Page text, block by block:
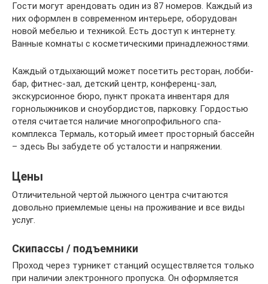
Гости могут арендовать один из 87 номеров. Каждый из
них оформлен в современном интерьере, оборудован
новой мебелью и техникой. Есть доступ к интернету.
Ванные комнаты с косметическими принадлежностями.
Каждый отдыхающий может посетить ресторан, лобби-
бар, фитнес-зал, детский центр, конференц-зал,
экскурсионное бюро, пункт проката инвентаря для
горнолыжников и сноубордистов, парковку. Гордостью
отеля считается наличие многопрофильного спа-
комплекса Термаль, который имеет просторный бассейн
– здесь Вы забудете об усталости и напряжении.
Цены
Отличительной чертой лыжного центра считаются
довольно приемлемые цены на проживание и все виды
услуг.
Скипассы / подъемники
Проход через турникет станций осуществляется только
при наличии электронного пропуска. Он оформляется